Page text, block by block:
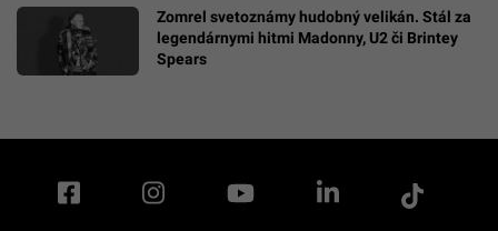
Zomrel svetoznámy hudobný velikán. Stál za
legendárnymi hitmi Madonny, U2 či Brintey
Spears